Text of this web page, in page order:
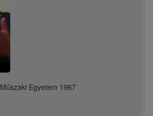
Műszaki Egyetem 1967